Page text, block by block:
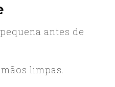
antes de
limpas.